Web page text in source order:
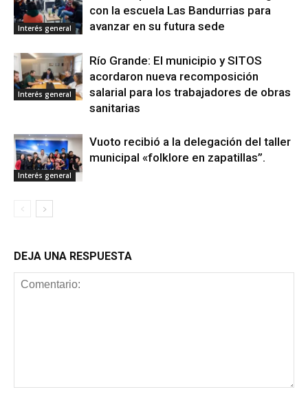
Interés general
con la escuela Las Bandurrias para
avanzar en su futura sede
Interés general
Río Grande: El municipio y SITOS
acordaron nueva recomposición
salarial para los trabajadores de obras
sanitarias
Interés general
Vuoto recibió a la delegación del taller
municipal «folklore en zapatillas”.
DEJA UNA RESPUESTA